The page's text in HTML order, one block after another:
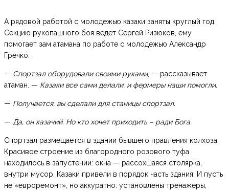
А рядовой работой с молодежью казаки заняты круглый год.
Секцию рукопашного боя ведет Сергей Ризюков, ему
помогает зам атамана по работе с молодежью Александр
Гречко.
— Спортзал оборудовали своими руками, — рассказывает
атаман. — Казаки все сами делали, и фермеры наши помогли.
— Получается, вы сделали для станицы спортзал.
— Да, он казачий. Но кто хочет приходить – ради Бога.
Спортзал размещается в здании бывшего правления колхоза.
Красивое строение из благородного розового туфа
находилось в запустении: окна — рассохшаяся столярка,
внутри мусор. Казаки привели в порядок часть здания. И пусть
не «евроремонт», но аккуратно: установлены тренажеры,